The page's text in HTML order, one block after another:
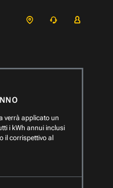
verrà applicato un
i kWh annui inclusi
il corrispettivo al